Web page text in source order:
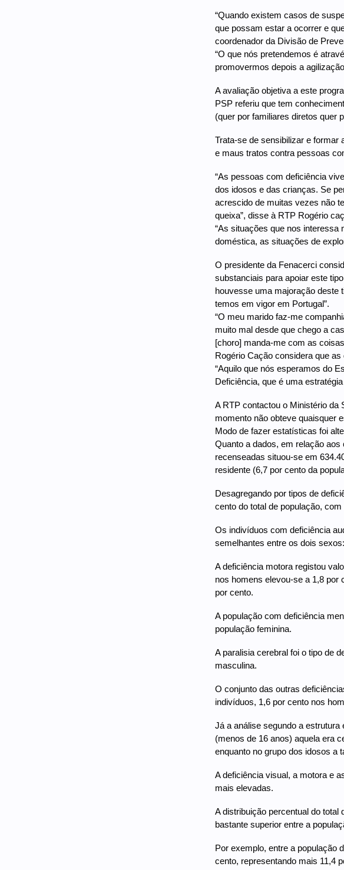
“Quando existem casos de
que possam estar a ocorrer e
coordenador da Divisão de
“O que nós pretendemos é
promovermos depois a
A avaliação objetiva a este
PSP referiu que tem
(quer por familiares diretos quer
Trata-se de sensibilizar e formar
e maus tratos contra pessoas
“As pessoas com deficiência
dos idosos e das crianças. Se
acrescido de muitas vezes não
queixa”, disse à RTP Rogério
“As situações que nos interessa
doméstica, as situações de
O presidente da Fenacerci
substanciais para apoiar este
houvesse uma majoração deste
temos em vigor em Portugal”.
“O meu marido faz-me
muito mal desde que chego a
[choro] manda-me com as
Rogério Cação considera que
“Aquilo que nós esperamos do
Deficiência, que é uma
A RTP contactou o Ministério da
momento não obteve quaisquer
Modo de fazer estatísticas foi
Quanto a dados, em relação
recenseadas situou-se em
residente (6,7 por cento da
Desagregando por tipos de
cento do total de população,
Os indivíduos com deficiência
semelhantes entre os dois
A deficiência motora registou
nos homens elevou-se a 1,8 por
por cento.
A população com deficiência
população feminina.
A paralisia cerebral foi o tipo de
masculina.
O conjunto das outras
indivíduos, 1,6 por cento nos
Já a análise segundo a
(menos de 16 anos) aquela era
enquanto no grupo dos idosos a
A deficiência visual, a motora e
mais elevadas.
A distribuição percentual do
bastante superior entre a
Por exemplo, entre a população
cento, representando mais 11,4